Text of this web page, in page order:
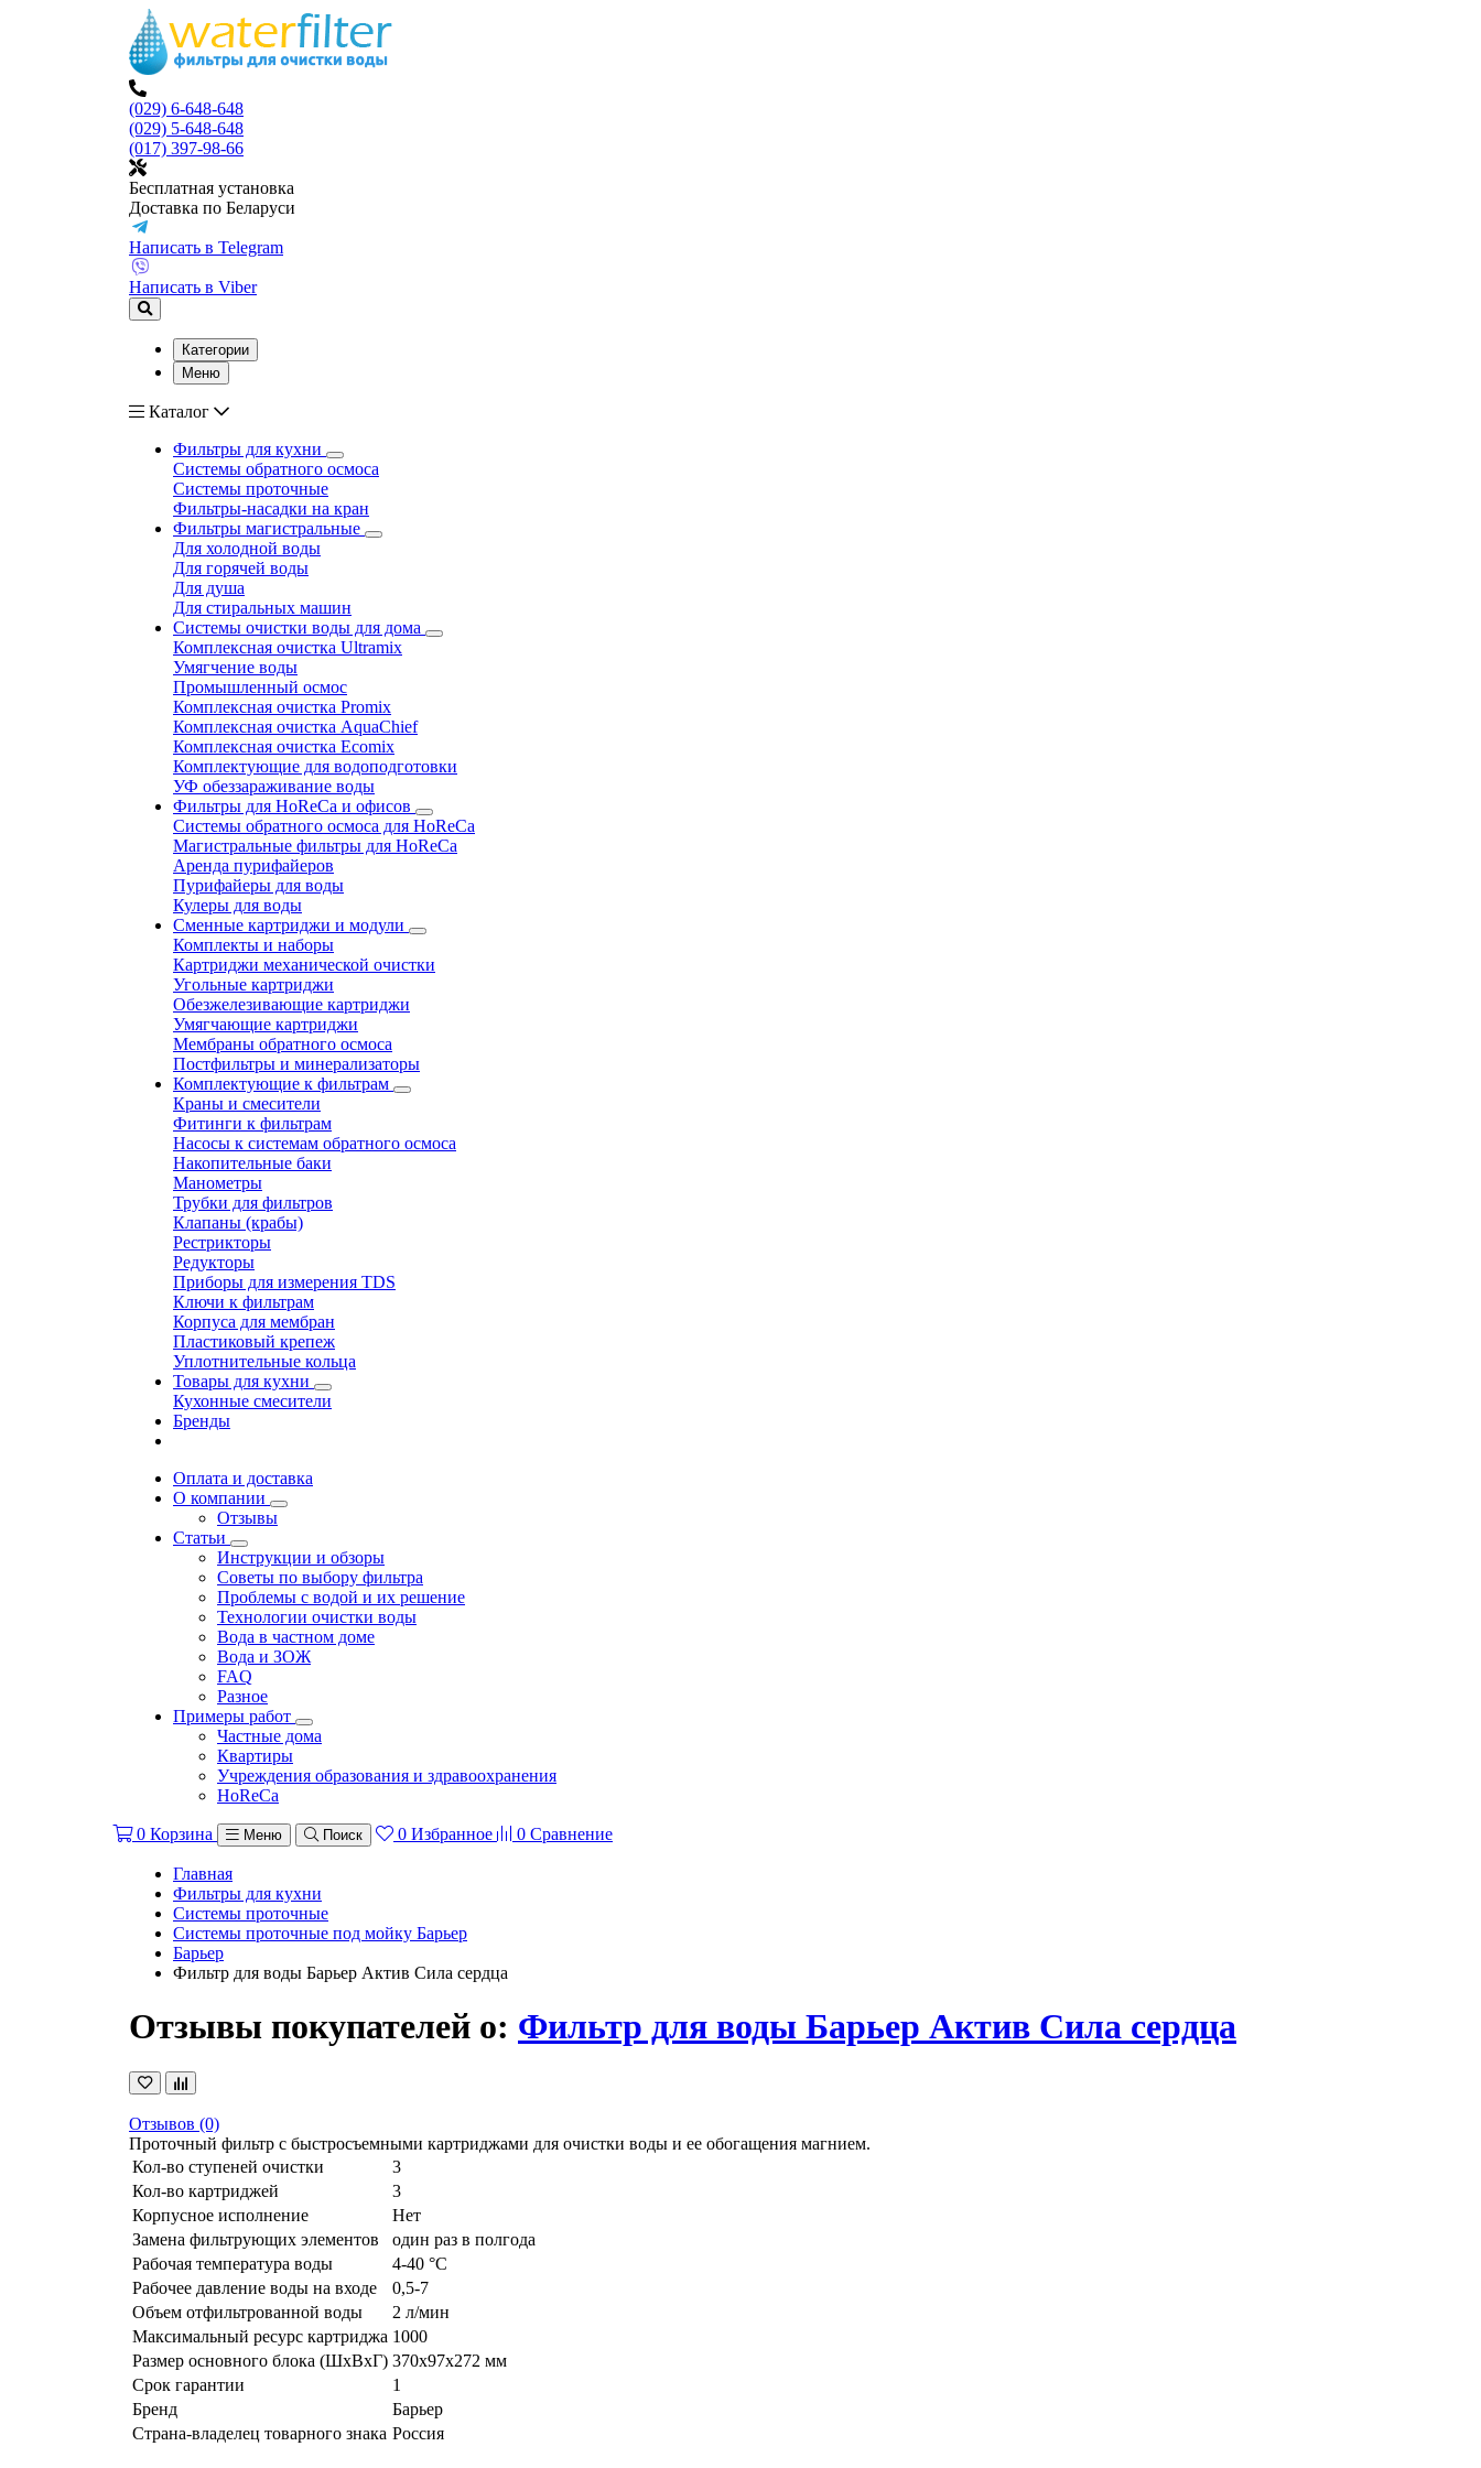
(029) 6-648-648
(029) 5-648-648
(017) 397-98-66
Бесплатная установка
Доставка по Беларуси
Написать в Telegram
Написать в Viber
Категории
Меню
Каталог
Фильтры для кухни
Системы обратного осмоса
Системы проточные
Фильтры-насадки на кран
Фильтры магистральные
Для холодной воды
Для горячей воды
Для душа
Для стиральных машин
Системы очистки воды для дома
Комплексная очистка Ultramix
Умягчение воды
Промышленный осмос
Комплексная очистка Promix
Комплексная очистка AquaChief
Комплексная очистка Ecomix
Комплектующие для водоподготовки
УФ обеззараживание воды
Фильтры для HoReCa и офисов
Системы обратного осмоса для HoReCa
Магистральные фильтры для HoReCa
Аренда пурифайеров
Пурифайеры для воды
Кулеры для воды
Сменные картриджи и модули
Комплекты и наборы
Картриджи механической очистки
Угольные картриджи
Обезжелезивающие картриджи
Умягчающие картриджи
Мембраны обратного осмоса
Постфильтры и минерализаторы
Комплектующие к фильтрам
Краны и смесители
Фитинги к фильтрам
Насосы к системам обратного осмоса
Накопительные баки
Манометры
Трубки для фильтров
Клапаны (крабы)
Рестрикторы
Редукторы
Приборы для измерения TDS
Ключи к фильтрам
Корпуса для мембран
Пластиковый крепеж
Уплотнительные кольца
Товары для кухни
Кухонные смесители
Бренды
Оплата и доставка
О компании
Отзывы
Статьи
Инструкции и обзоры
Советы по выбору фильтра
Проблемы с водой и их решение
Технологии очистки воды
Вода в частном доме
Вода и ЗОЖ
FAQ
Разное
Примеры работ
Частные дома
Квартиры
Учреждения образования и здравоохранения
HoReCa
0 Корзина Меню Поиск 0 Избранное 0 Сравнение
Главная
Фильтры для кухни
Системы проточные
Системы проточные под мойку Барьер
Барьер
Фильтр для воды Барьер Актив Сила сердца
Отзывы покупателей о: Фильтр для воды Барьер Актив Сила сердца
Отзывов (0)
Проточный фильтр с быстросъемными картриджами для очистки воды и ее обогащения магнием.
Кол-во ступеней очистки
3
Кол-во картриджей
3
Корпусное исполнение
Нет
Замена фильтрующих элементов
один раз в полгода
Рабочая температура воды
4-40 °C
Рабочее давление воды на входе
0,5-7
Объем отфильтрованной воды
2 л/мин
Максимальный ресурс картриджа 1000
Размер основного блока (ШxВxГ) 370x97x272 мм
Срок гарантии
1
Бренд
Барьер
Страна-владелец товарного знака Россия